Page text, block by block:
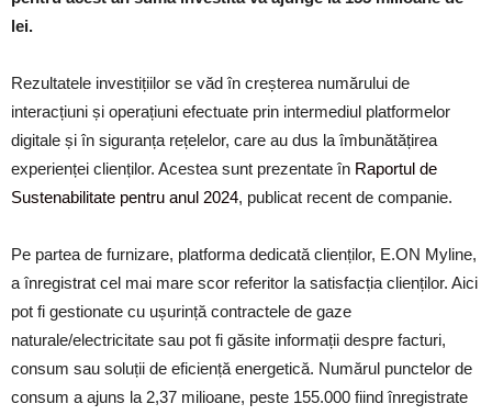
lei.
Rezultatele investițiilor se văd în creșterea numărului de
interacțiuni și operațiuni efectuate prin intermediul platformelor
digitale și în siguranța rețelelor, care au dus la îmbunătățirea
experienței clienților. Acestea sunt prezentate în Raportul de
Sustenabilitate pentru anul 2024, publicat recent de companie.
Pe partea de furnizare, platforma dedicată clienților, E.ON Myline,
a înregistrat cel mai mare scor referitor la satisfacția clienților. Aici
pot fi gestionate cu ușurință contractele de gaze
naturale/electricitate sau pot fi găsite informații despre facturi,
consum sau soluții de eficiență energetică. Numărul punctelor de
consum a ajuns la 2,37 milioane, peste 155.000 fiind înregistrate